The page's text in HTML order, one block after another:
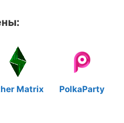
Matrix PolkaParty